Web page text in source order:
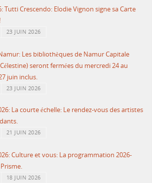
Tutti Crescendo: Elodie Vignon signe sa Carte
23 JUIN 2026
Les bibliothèques de Namur Capitale
seront fermées du mercredi 24 au
juin inclus.
23 JUIN 2026
La courte échelle: Le rendez-vous des artistes
21 JUIN 2026
Culture et vous: La programmation 2026-
18 JUIN 2026